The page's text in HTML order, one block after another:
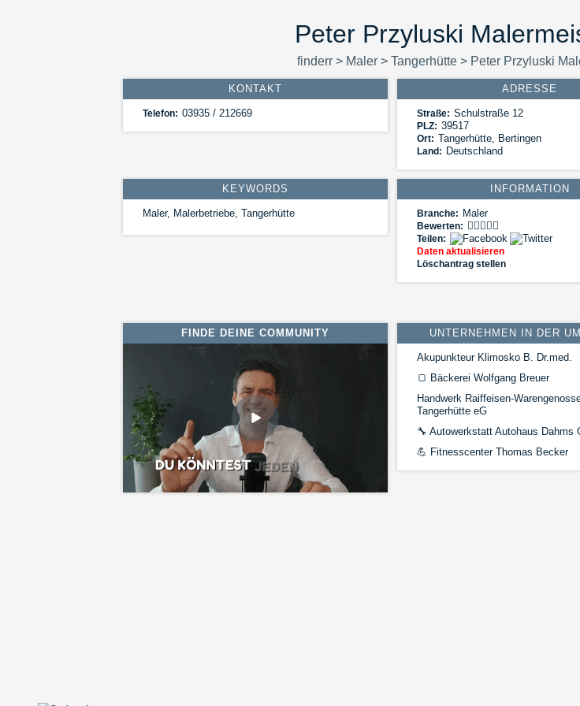
Peter Przyluski
finderr > Maler > Tangerhütte > Peter Przyluski
KONTAKT
Telefon: 03935 / 212669
ADRESSE
Straße: Schulstraße 12
PLZ: 39517
Ort: Tangerhütte, Bertingen
Land: Deutschland
KEYWORDS
Maler, Malerbetriebe, Tangerhütte
INFORMATION
Branche: Maler
Bewerten:
Teilen:
Daten aktualisieren
Löschantrag stellen
FINDE DEINE COMMUNITY UNTERNEHMEN IN DER
Akupunkteur Klimosko B. Dr.med.
🍞 Bäckerei Wolfgang Breuer
Handwerk Raiffeisen-
Tangerhütte eG
🔧 Autowerkstatt Autohaus Dahms
💪 Fitnesscenter Thomas Becker